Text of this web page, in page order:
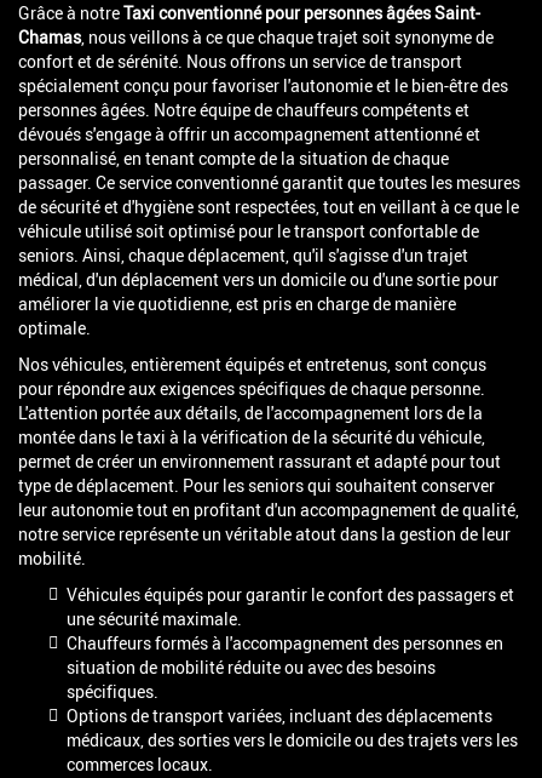
Grâce à notreTaxi conventionné pour personnes âgées Saint-
Chamas, nous veillons à ce que chaque trajet soit synonyme de
confort et de sérénité. Nous offrons un service de transport
spécialement conçu pour favoriser l'autonomie et le bien-être des
personnes âgées. Notre équipe de chauffeurs compétents et
dévoués s'engage à offrir un accompagnement attentionné et
personnalisé, en tenant compte de la situation de chaque
passager. Ce service conventionné garantit que toutes les mesures
de sécurité et d'hygiène sont respectées, tout en veillant à ce que le
véhicule utilisé soit optimisé pour le transport confortable de
seniors. Ainsi, chaque déplacement, qu'il s'agisse d'un trajet
médical, d'un déplacement vers un domicile ou d'une sortie pour
améliorer la vie quotidienne, est pris en charge de manière
optimale.
Nos véhicules, entièrement équipés et entretenus, sont conçus
pour répondre aux exigences spécifiques de chaque personne.
L'attention portée aux détails, de l'accompagnement lors de la
montée dans le taxi à la vérification de la sécurité du véhicule,
permet de créer un environnement rassurant et adapté pour tout
type de déplacement. Pour les seniors qui souhaitent conserver
leur autonomie tout en profitant d'un accompagnement de qualité,
notre service représente un véritable atout dans la gestion de leur
mobilité.
Véhicules équipés pour garantir le confort des passagers et
une sécurité maximale.
Chauffeurs formés à l'accompagnement des personnes en
situation de mobilité réduite ou avec des besoins
spécifiques.
Options de transport variées, incluant des déplacements
médicaux, des sorties vers le domicile ou des trajets vers les
commerces locaux.